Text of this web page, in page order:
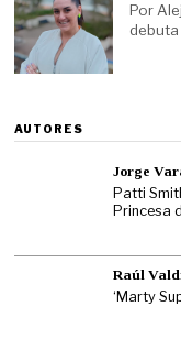
Por
debuta
AUTORES
Jorge
Patti
Princesa
Raúl
‘Marty